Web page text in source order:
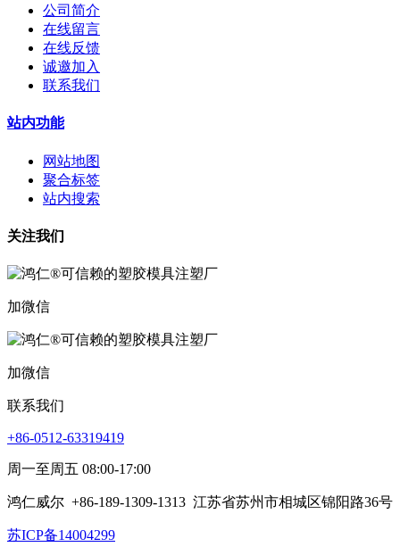
公司简介
在线留言
在线反馈
诚邀加入
联系我们
站内功能
网站地图
聚合标签
站内搜索
关注我们
加微信
加微信
联系我们
+86-0512-63319419
周一至周五 08:00-17:00
鸿仁威尔 +86-189-1309-1313 江苏省苏州市相城区锦阳路36号
苏ICP备14004299